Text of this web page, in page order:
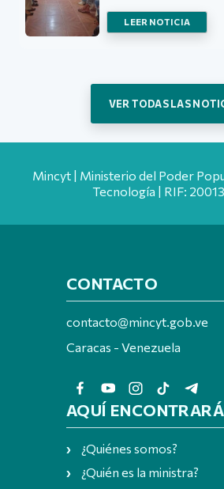
LEER NOTICIA
VER TODAS LAS
Mincyt | Ministerio del Poder
Tecnología | RIF:
CONTACTO
contacto@mincyt.gob.ve
Caracas - Venezuela
AQUÍ
¿Quiénes somos?
¿Quién es la ministra?